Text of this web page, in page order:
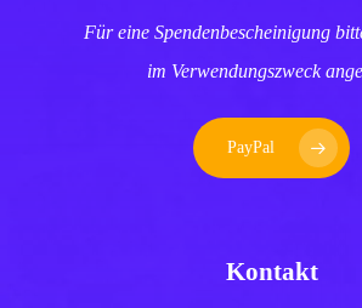
Für eine Spendenbescheinigung
im Verwendungszweck
PayPal
Kontakt